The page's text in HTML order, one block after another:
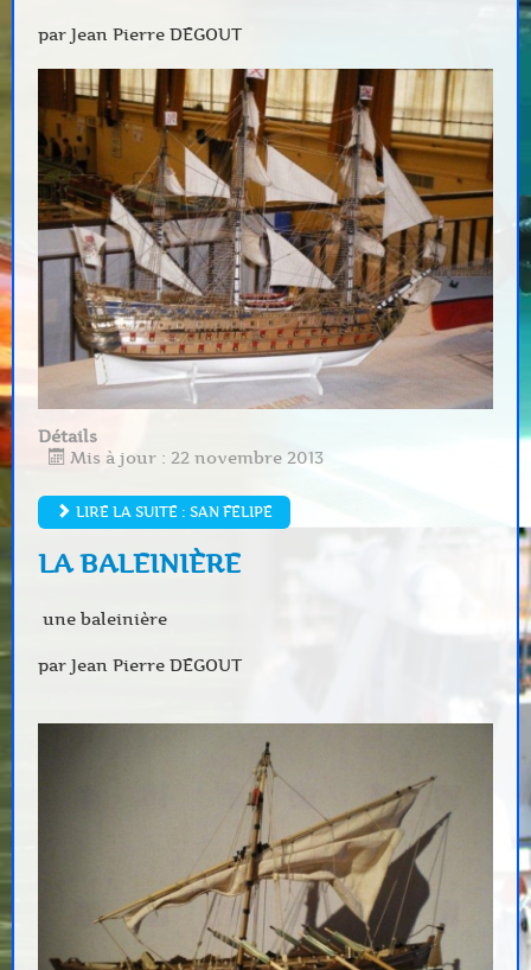
par Jean Pierre DEGOUT
Détails
Mis à jour : 22 novembre 2013
LIRE LA SUITE : SAN FELIPE
LA BALEINIÈRE
une baleinière
par Jean Pierre DEGOUT